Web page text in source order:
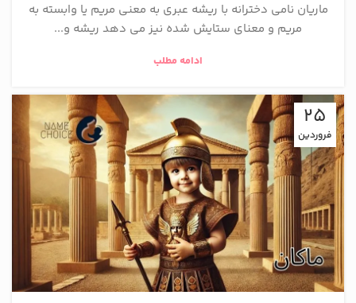
ماریان نامی دخترانه با ریشه عبری به معنی مریم یا وابسته به
مریم و معنای ستایش شده نیز می دهد ریشه و...
ادامه مطلب
25
فروردین